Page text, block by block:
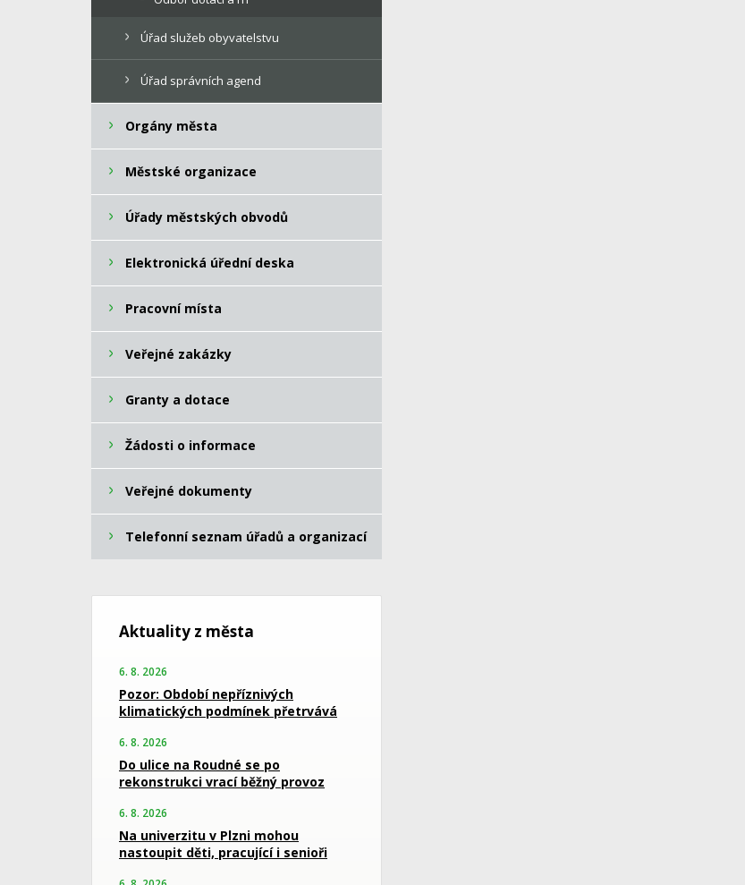
Úřad služeb obyvatelstvu
Úřad správních agend
Orgány města
Městské organizace
Úřady městských obvodů
Elektronická úřední deska
Pracovní místa
Veřejné zakázky
Granty a dotace
Žádosti o informace
Veřejné dokumenty
Telefonní seznam úřadů a organizací
Aktuality z města
6. 8. 2026
Pozor: Období nepříznivých
klimatických podmínek přetrvává
6. 8. 2026
Do ulice na Roudné se po
rekonstrukci vrací běžný provoz
6. 8. 2026
Na univerzitu v Plzni mohou
nastoupit děti, pracující i senioři